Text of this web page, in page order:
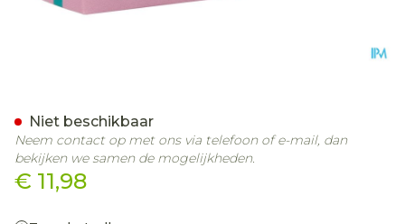
€ 11,98
Niet beschikbaar
Neem contact op met ons via telefoon of e-mail, dan
bekijken we samen de mogelijkheden.